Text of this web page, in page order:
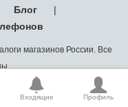
Блог
|
магазинов России. Все
Входящие Профиль